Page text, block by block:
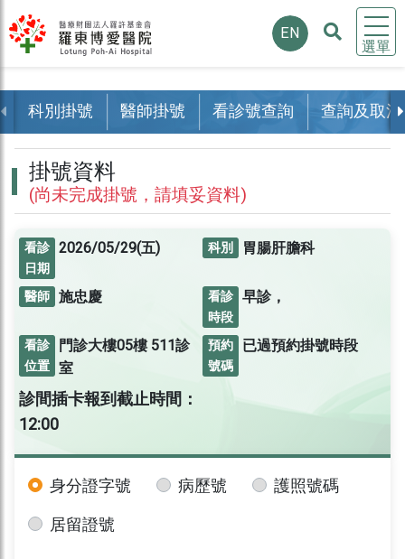
選單
EN
科別掛號 醫師掛號 看診號查詢 查詢及取消
掛號資料
(尚未完成掛號，請填妥資料)
看診
日期
2026/05/29(五) 科別 胃腸肝膽科
醫師 施忠慶
看診
時段
早診，
看診
位置
門診大樓05樓 511診
室
預約
號碼
已過預約掛號時段
診間插卡報到截止時間：
12:00
身分證字號 病歷號
護照號碼
居留證號